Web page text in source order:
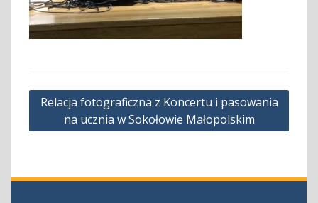
Nawigacja
wpisu
Relacja fotograficzna z Koncertu i pasowania
na ucznia w Sokołowie Małopolskim